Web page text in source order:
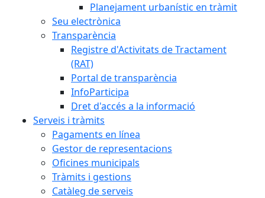
Planejament urbanístic en tràmit
Seu electrònica
Transparència
Registre d'Activitats de Tractament
(RAT)
Portal de transparència
InfoParticipa
Dret d'accés a la informació
Serveis i tràmits
Pagaments en línea
Gestor de representacions
Oficines municipals
Tràmits i gestions
Catàleg de serveis